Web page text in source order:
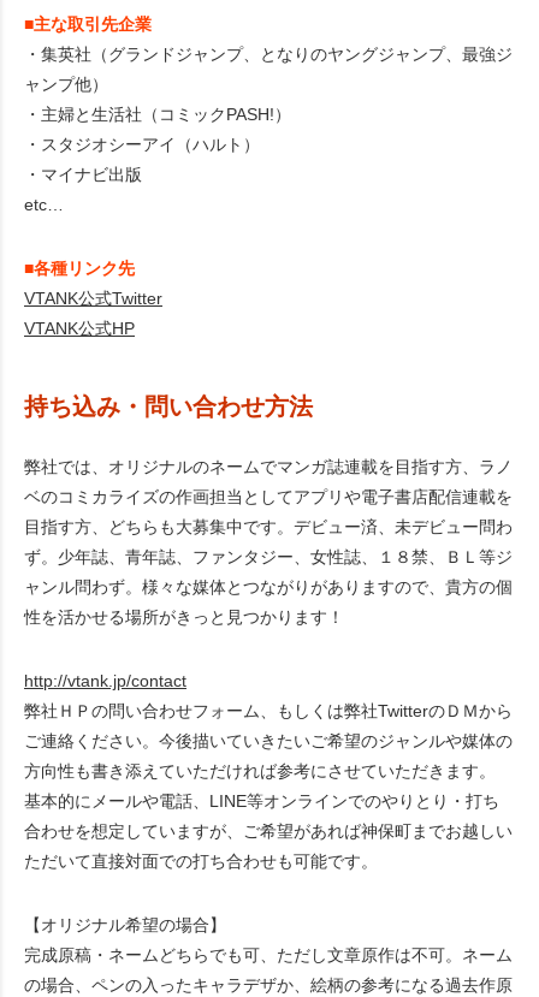
■主な取引先企業
・集英社（グランドジャンプ、となりのヤングジャンプ、最強ジ
ャンプ他）
・主婦と生活社（コミックPASH!）
・スタジオシーアイ（ハルト）
・マイナビ出版
etc…
■各種リンク先
VTANK公式Twitter
VTANK公式HP
持ち込み・問い合わせ方法
弊社では、オリジナルのネームでマンガ誌連載を目指す方、ラノ
ベのコミカライズの作画担当としてアプリや電子書店配信連載を
目指す方、どちらも大募集中です。デビュー済、未デビュー問わ
ず。少年誌、青年誌、ファンタジー、女性誌、１８禁、ＢＬ等ジ
ャンル問わず。様々な媒体とつながりがありますので、貴方の個
性を活かせる場所がきっと見つかります！
http://vtank.jp/contact
弊社ＨＰの問い合わせフォーム、もしくは弊社TwitterのＤＭから
ご連絡ください。今後描いていきたいご希望のジャンルや媒体の
方向性も書き添えていただければ参考にさせていただきます。
基本的にメールや電話、LINE等オンラインでのやりとり・打ち
合わせを想定していますが、ご希望があれば神保町までお越しい
ただいて直接対面での打ち合わせも可能です。
【オリジナル希望の場合】
完成原稿・ネームどちらでも可、ただし文章原作は不可。ネーム
の場合、ペンの入ったキャラデザか、絵柄の参考になる過去作原